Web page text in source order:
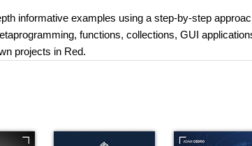
informative examples using a step-by-step
functions, collections, GUI
projects in Red.